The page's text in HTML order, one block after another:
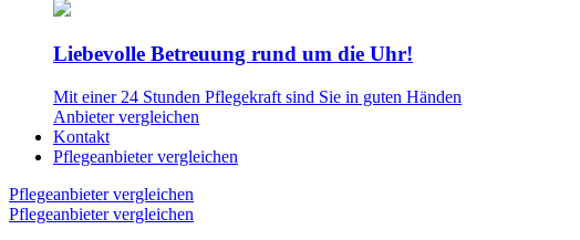
Liebevolle Betreuung rund um die Uhr!
Mit einer 24 Stunden Pflegekraft sind Sie in guten Händen
Anbieter vergleichen
Kontakt
Pflegeanbieter vergleichen
Pflegeanbieter vergleichen
Pflegeanbieter vergleichen